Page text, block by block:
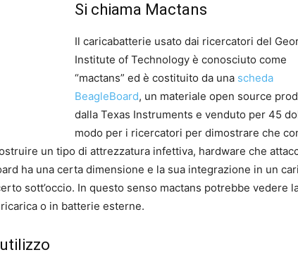
Si chiama Mactans
Il caricabatterie usato dai ricercatori del
Institute of Technology è conosciuto come
“mactans” ed è costituito da una scheda
BeagleBoard, un materiale open source
dalla Texas Instruments e venduto per 45
modo per i ricercatori per dimostrare che
un tipo di attrezzatura infettiva, hardware che
ha una certa dimensione e la sua integrazione in un
sott’occio. In questo senso mactans potrebbe vedere
o in batterie esterne.